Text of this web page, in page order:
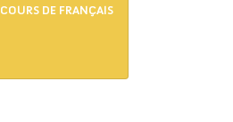
COURS DE FRANÇAIS